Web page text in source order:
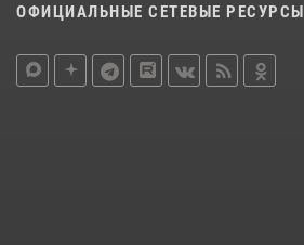
ОФИЦИАЛЬНЫЕ СЕТЕВЫЕ РЕСУРСЫ